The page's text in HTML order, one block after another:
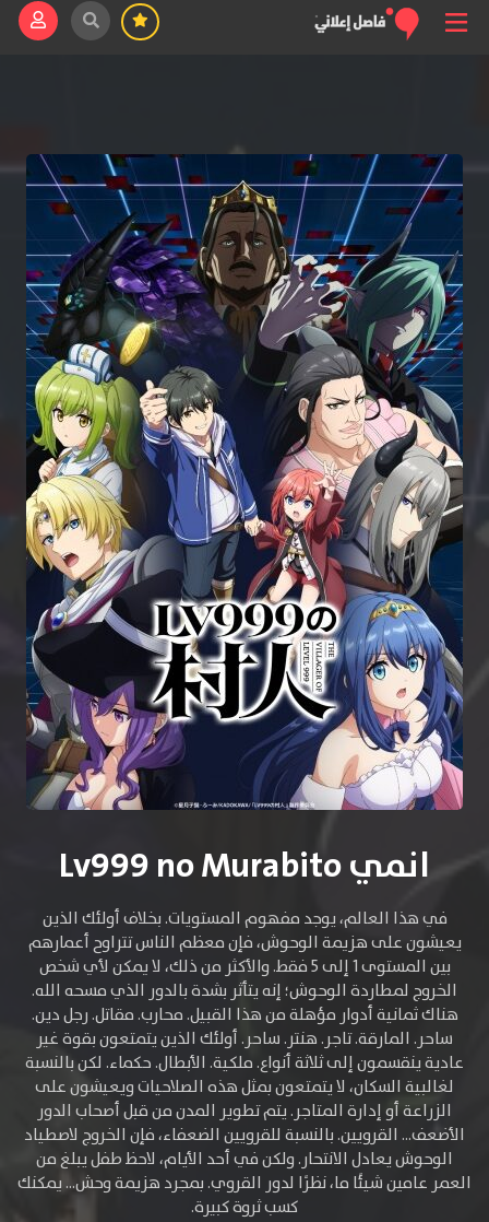
انمي Lv999 no Murabito
في هذا العالم، يوجد مفهوم المستويات. بخلاف أولئك الذين
يعيشون على هزيمة الوحوش، فإن معظم الناس تتراوح أعمارهم
بين المستوى 1 إلى 5 فقط. والأكثر من ذلك، لا يمكن لأي شخص
الخروج لمطاردة الوحوش؛ إنه يتأثر بشدة بالدور الذي مسحه الله.
هناك ثمانية أدوار مؤهلة من هذا القبيل. محارب. مقاتل. رجل دين.
ساحر. المارقة. تاجر. هنتر. ساحر. أولئك الذين يتمتعون بقوة غير
عادية ينقسمون إلى ثلاثة أنواع. ملكية. الأبطال. حكماء. لكن بالنسبة
لغالبية السكان، لا يتمتعون بمثل هذه الصلاحيات ويعيشون على
الزراعة أو إدارة المتاجر. يتم تطوير المدن من قبل أصحاب الدور
الأضعف... القرويين. بالنسبة للقرويين الضعفاء، فإن الخروج لاصطياد
الوحوش يعادل الانتحار. ولكن في أحد الأيام، لاحظ طفل يبلغ من
العمر عامين شيئًا ما، نظرًا لدور القروي. بمجرد هزيمة وحش... يمكنك
كسب ثروة كبيرة.